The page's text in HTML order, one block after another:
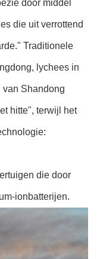
door middel
die uit verrottend
Traditionele
lychees in
van Shandong
hitte", terwijl het
die door
ionbatterijen.